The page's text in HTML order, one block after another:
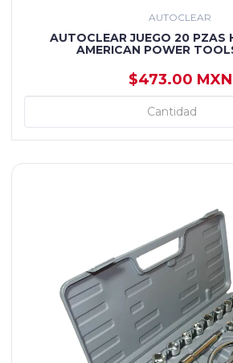
AUTOCLEAR
AUTOCLEAR JUEGO 20 PZAS
AMERICAN POWER
$473.00 MXN
+ AGREGAR